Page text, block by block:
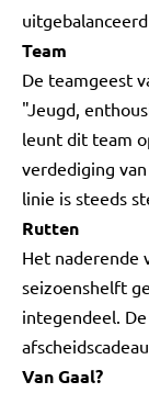
Team
De teamgeest
"Jeugd,
leunt dit team
verdediging
linie is steeds
Rutten
Het naderende
seizoenshelft
integendeel.
Van Gaal?